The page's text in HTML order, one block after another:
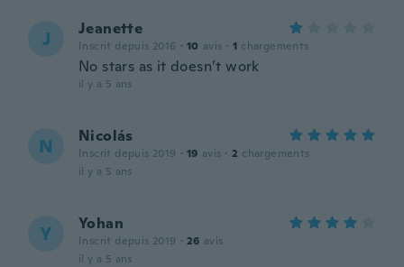
J Jeanette
Inscrit depuis 2016 · 10 avis · 1 chargements
No stars as it doesn’t work
il y a 5 ans
N Nicolás
Inscrit depuis 2019 · 19 avis · 2 chargements
il y a 5 ans
Y Yohan
Inscrit depuis 2019 · 26 avis
il y a 5 ans